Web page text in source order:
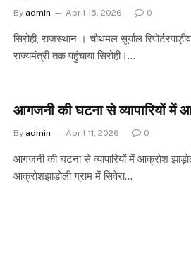
By admin April 15, 2026 0
सिरोही, राजस्थान । चौथमल सूर्याल
राज्यमंत्री तक पहुंचाया सिरोही।…
आगजनी की घटना से व्यापारियों में
By admin April 11, 2026 0
आगजनी की घटना से व्यापारियों में आक्रोश
आक्रोशझाडोली ग्राम में सिवेरा…